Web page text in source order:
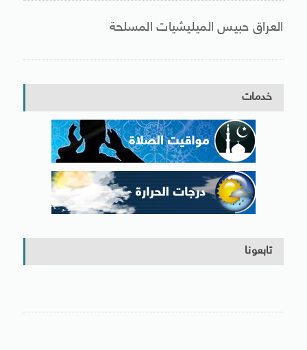
العراق حبيس الميليشيات المسلحة
خدمات
تابعونا